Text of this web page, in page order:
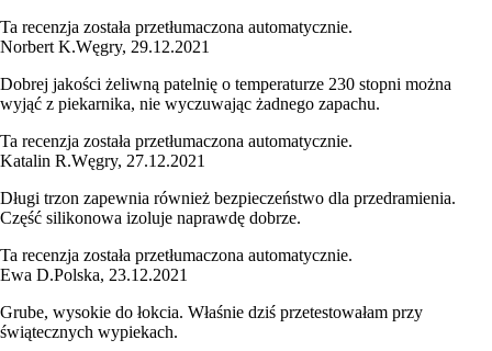
Ta recenzja została przetłumaczona automatycznie.
Norbert K.Węgry, 29.12.2021
Dobrej jakości żeliwną patelnię o temperaturze 230 stopni można
wyjąć z piekarnika, nie wyczuwając żadnego zapachu.
Ta recenzja została przetłumaczona automatycznie.
Katalin R.Węgry, 27.12.2021
Długi trzon zapewnia również bezpieczeństwo dla przedramienia.
Część silikonowa izoluje naprawdę dobrze.
Ta recenzja została przetłumaczona automatycznie.
Ewa D.Polska, 23.12.2021
Grube, wysokie do łokcia. Właśnie dziś przetestowałam przy
świątecznych wypiekach.